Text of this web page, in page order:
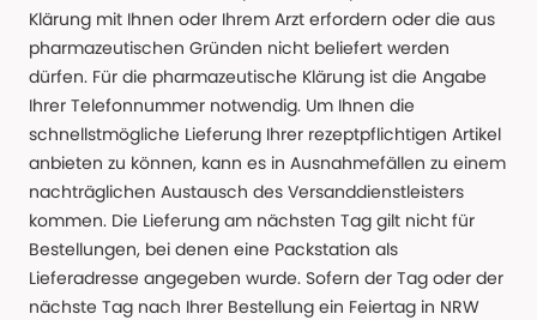
Klärung mit Ihnen oder Ihrem Arzt erfordern oder die aus
pharmazeutischen Gründen nicht beliefert werden
dürfen. Für die pharmazeutische Klärung ist die Angabe
Ihrer Telefonnummer notwendig. Um Ihnen die
schnellstmögliche Lieferung Ihrer rezeptpflichtigen Artikel
anbieten zu können, kann es in Ausnahmefällen zu einem
nachträglichen Austausch des Versanddienstleisters
kommen. Die Lieferung am nächsten Tag gilt nicht für
Bestellungen, bei denen eine Packstation als
Lieferadresse angegeben wurde. Sofern der Tag oder der
nächste Tag nach Ihrer Bestellung ein Feiertag in NRW